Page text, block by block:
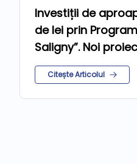
Investiții de
de lei prin
Saligny”. Noi
apă, canalizare și
Citește Articolul